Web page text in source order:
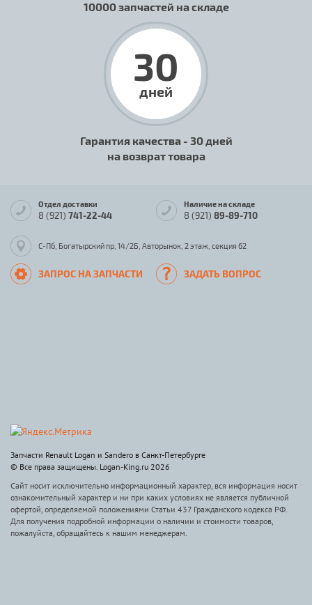
10000 запчастей на складе
30
дней
Гарантия качества - 30 дней
на возврат товара
Отдел доставки
8 (921) 741-22-44
Наличие на складе
8 (921) 89-89-710
С-Пб, Богатырский пр, 14/2Б, Авторынок, 2 этаж, секция 62
ЗАПРОС НА ЗАПЧАСТИ ЗАДАТЬ ВОПРОС
Запчасти Renault Logan и Sandero в Санкт-Петербурге
© Все права защищены. Logan-King.ru 2026
Сайт носит исключительно информационный характер, вся информация носит
ознакомительный характер и ни при каких условиях не является публичной
офертой, определяемой положениями Статьи 437 Гражданского кодекса РФ.
Для получения подробной информации о наличии и стоимости товаров,
пожалуйста, обращайтесь к нашим менеджерам.